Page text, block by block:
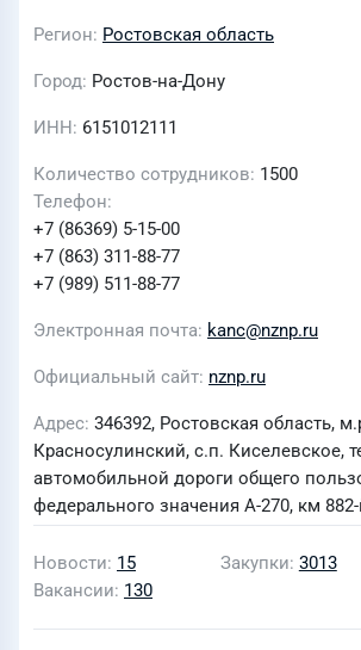
Регион Ростовская область
Город Ростов-на-Дону
ИНН 6151012111
Количество сотрудников 1500
Телефон
+7 (86369) 5-15-00
+7 (863) 311-88-77
+7 (989) 511-88-77
Электронная почта kanc@nznp.ru
Официальный сайт nznp.ru
Адрес 346392, Ростовская область,
Красносулинский, с.п. Киселевское,
автомобильной дороги общего
федерального значения А-270, км 882-
Новости 15 Закупки 3013
Вакансии 130